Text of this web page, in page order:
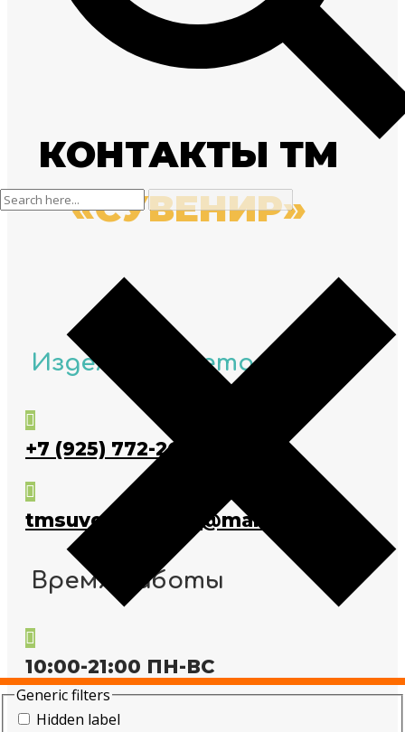
Generic filters
Hidden label
КОНТАКТЫ ТМ
«СУВЕНИР»
Изделия из металла

+7 (925) 772-26-46

tmsuvenir.metall@mail.ru
Время работы

10:00-21:00 ПН-ВС